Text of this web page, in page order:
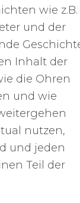
wie z.B.
und der
Inhalt der
die Ohren
und wie
nutzen,
und jeden
Teil der